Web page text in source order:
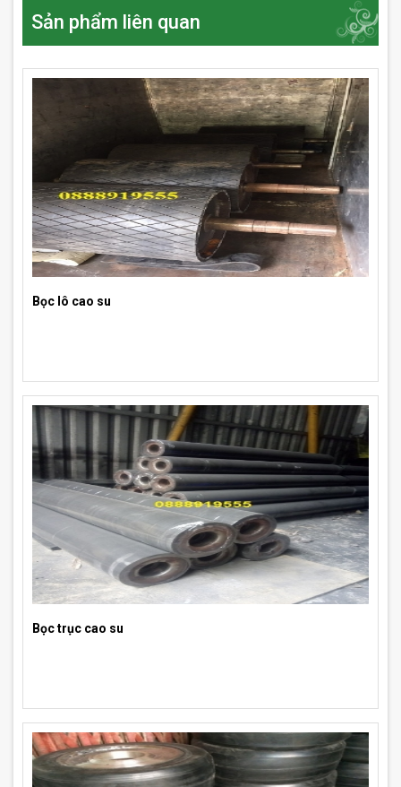
Sản phẩm liên quan
Bọc lô cao su
Bọc trục cao su